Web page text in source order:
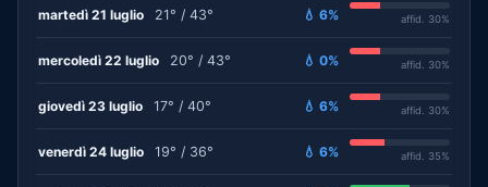
martedì 21 luglio 21° / 43° 💧 6% affid. 30%
mercoledì 22 luglio 20° / 43° 💧 0% affid. 30%
giovedì 23 luglio 17° / 40° 💧 6% affid. 30%
venerdì 24 luglio 19° / 36° 💧 6% affid. 35%